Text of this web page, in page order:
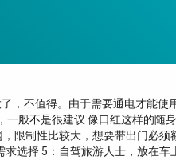
不值得。由于需要通电才能使
般不是很建议 像口红这样的随
限制性比较大，想要带出门必
选择 5：自驾旅游人士，放在车